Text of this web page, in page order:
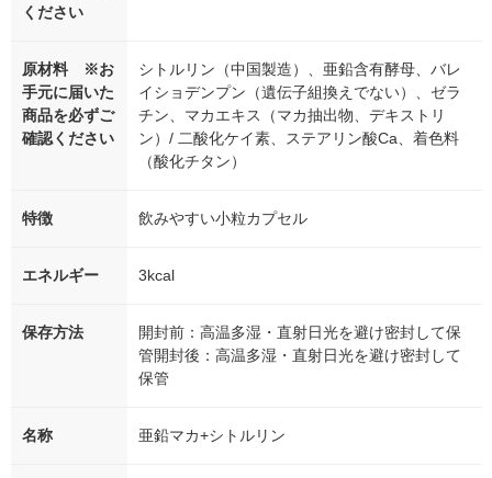
ください
原材料 ※お
手元に届いた
商品を必ずご
確認ください
シトルリン（中国製造）、亜鉛含有酵母、バレ
イショデンプン（遺伝子組換えでない）、ゼラ
チン、マカエキス（マカ抽出物、デキストリ
ン）/ 二酸化ケイ素、ステアリン酸Ca、着色料
（酸化チタン）
特徴 飲みやすい小粒カプセル
エネルギー 3kcal
保存方法
開封前：高温多湿・直射日光を避け密封して保
管開封後：高温多湿・直射日光を避け密封して
保管
名称 亜鉛マカ+シトルリン